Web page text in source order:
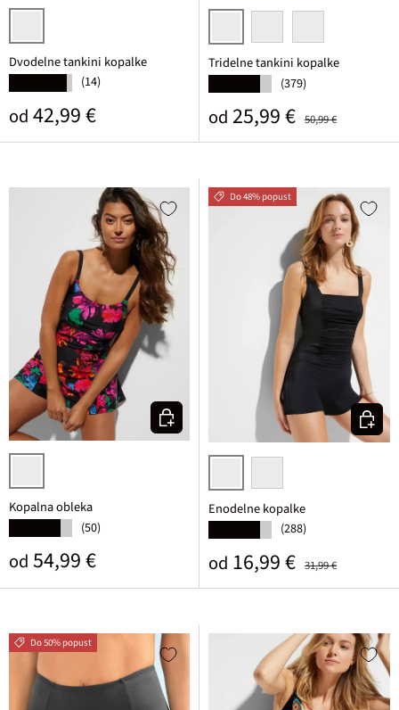
črna potiskana
Dvodelne tankini kopalke
(14)
Običajna cena
od 42,99 €
črna/belačrna/lapis modra grafično
črna potiskana
Tridelne tankini kopalke
(379)
Prodajna cena
od 25,99 € 50,99 €
črna potiskana
Kopalna obleka
(50)
Običajna cena
od 54,99 €
Izberi varianto
Do 48% popust
črna olivna
Enodelne kopalke
(288)
Prodajna cena
od 16,99 € 31,99 €
Izberi
Do 50% popust